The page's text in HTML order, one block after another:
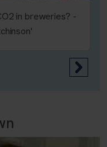
in breweries? -